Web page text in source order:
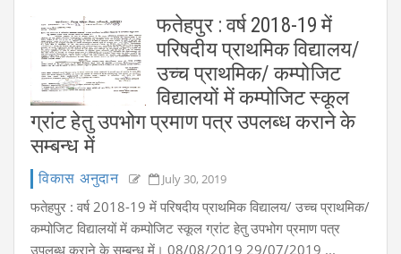
फतेहपुर : वर्ष 2018-19 में
परिषदीय प्राथमिक विद्यालय/
उच्च प्राथमिक/ कम्पोजिट
विद्यालयों में कम्पोजिट स्कूल
ग्रांट हेतु उपभोग प्रमाण पत्र उपलब्ध कराने के
सम्बन्ध में
विकास अनुदान July 30, 2019
फतेहपुर : वर्ष 2018-19 में परिषदीय प्राथमिक विद्यालय/ उच्च प्राथमिक/
कम्पोजिट विद्यालयों में कम्पोजिट स्कूल ग्रांट हेतु उपभोग प्रमाण पत्र
उपलब्ध कराने के सम्बन्ध में। 08/08/2019 29/07/2019 ...